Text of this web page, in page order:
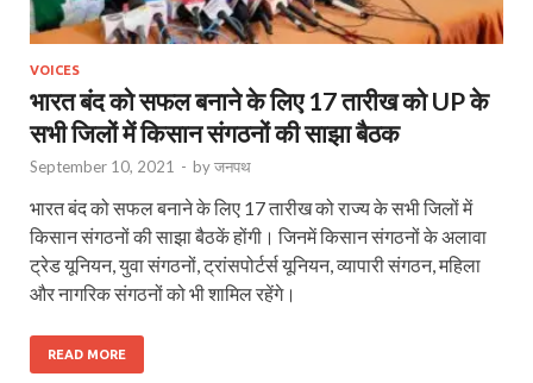
VOICES
भारत बंद को सफल बनाने के लिए 17 तारीख को UP के
सभी जिलों में किसान संगठनों की साझा बैठक
September 10, 2021 - byजनपथ
भारत बंद को सफल बनाने के लिए 17 तारीख को राज्य के सभी जिलों में
किसान संगठनों की साझा बैठकें होंगी। जिनमें किसान संगठनों के अलावा
ट्रेड यूनियन, युवा संगठनों, ट्रांसपोर्टर्स यूनियन, व्यापारी संगठन, महिला
और नागरिक संगठनों को भी शामिल रहेंगे।
READ MORE